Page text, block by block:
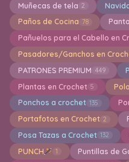
Muñecas de tela 2
Paños de Cocina 78
Pañuelos para el Cabello en
Pasadores/Ganchos en
PATRONES PREMIUM 449
Plantas en Crochet 5
Ponchos a crochet 135
Portafotos en Crochet 2
Posa Tazas a Crochet 132
PUNCH 1 Puntillas de